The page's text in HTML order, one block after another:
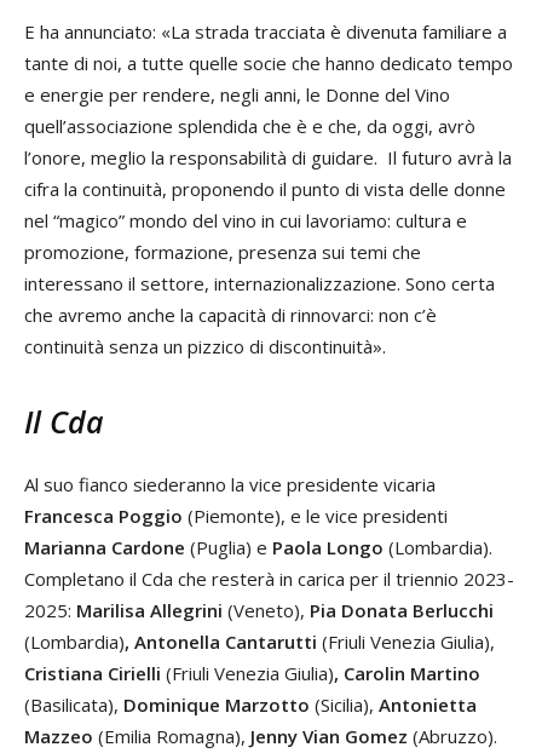
E ha annunciato: «La strada tracciata è divenuta familiare a
tante di noi, a tutte quelle socie che hanno dedicato tempo
e energie per rendere, negli anni, le Donne del Vino
quell’associazione splendida che è e che, da oggi, avrò
l’onore, meglio la responsabilità di guidare. Il futuro avrà la
cifra la continuità, proponendo il punto di vista delle donne
nel “magico” mondo del vino in cui lavoriamo: cultura e
promozione, formazione, presenza sui temi che
interessano il settore, internazionalizzazione. Sono certa
che avremo anche la capacità di rinnovarci: non c’è
continuità senza un pizzico di discontinuità».
Il Cda
Al suo fianco siederanno la vice presidente vicaria
Francesca Poggio (Piemonte), e le vice presidenti
Marianna Cardone (Puglia) e Paola Longo (Lombardia).
Completano il Cda che resterà in carica per il triennio 2023-
2025: Marilisa Allegrini (Veneto), Pia Donata Berlucchi
(Lombardia), Antonella Cantarutti (Friuli Venezia Giulia),
Cristiana Cirielli (Friuli Venezia Giulia), Carolin Martino
(Basilicata), Dominique Marzotto (Sicilia), Antonietta
Mazzeo (Emilia Romagna), Jenny Vian Gomez (Abruzzo).